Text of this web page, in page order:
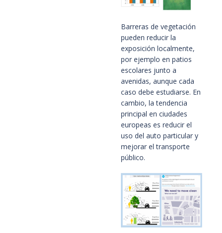
Barreras de vegetación
pueden reducir la
exposición localmente,
por ejemplo en patios
escolares junto a
avenidas, aunque cada
caso debe estudiarse. En
cambio, la tendencia
principal en ciudades
europeas es reducir el
uso del auto particular y
mejorar el transporte
público.